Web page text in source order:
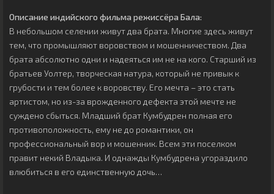
Описание индийского фильма режиссёра Бала:
В небольшом селении живут два брата. Многие здесь живут
тем, что промышляют воровством и мошенничеством. Два
брата абсолютно одни и надеяться им не на кого. Старший из
братьев Уолтер, творческая натура, который не привык к
грубости и тем более к воровству. Его мечта – это стать
артистом, но из-за врожденного дефекта этой мечте не
суждено сбыться. Младший брат Кумбудрен полная его
противоположность, ему не до романтики, он
профессиональный вор и мошенник. Всем эти поселком
правит некий Владыка. И однажды Кумбудрена угораздило
влюбиться в его единственную дочь…